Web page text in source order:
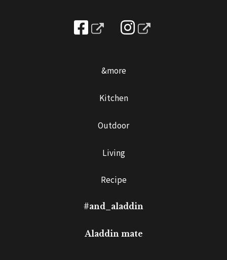
&more
Kitchen
Outdoor
Living
Recipe
#and_aladdin
Aladdin mate